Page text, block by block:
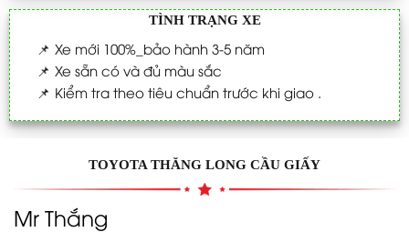
TÌNH TRẠNG XE
📌 Xe mới 100%_bảo hành 3-5 năm
📌 Xe sẵn có và đủ màu sắc
📌 Kiểm tra theo tiêu chuẩn trước khi giao .
TOYOTA THĂNG LONG CẦU GIẤY
Mr Thắng